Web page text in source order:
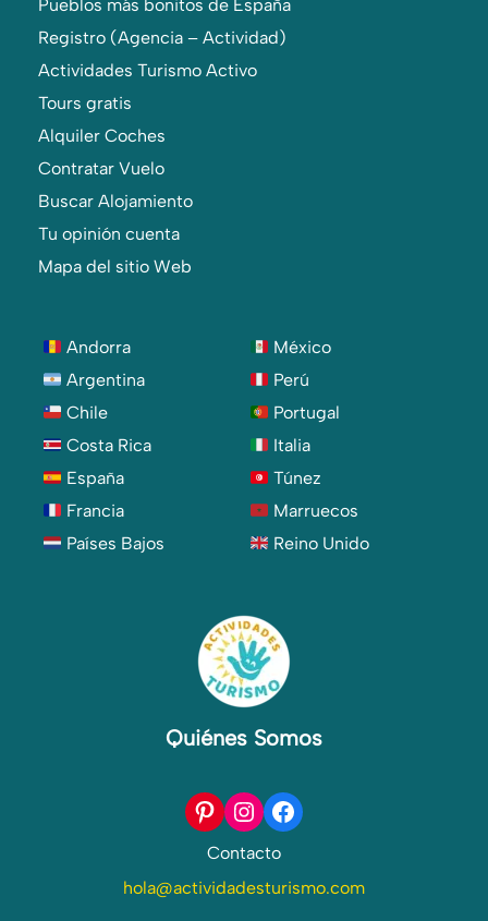
Pueblos más bonitos de España
Registro (Agencia – Actividad)
Actividades Turismo Activo
Tours gratis
Alquiler Coches
Contratar Vuelo
Buscar Alojamiento
Tu opinión cuenta
Mapa del sitio Web
Andorra
Argentina
Chile
Costa Rica
España
Francia
Países Bajos
México
Perú
Portugal
Italia
Túnez
Marruecos
Reino Unido
Quiénes Somos
Pinterest Instagram Facebook
Contacto
hola@actividadesturismo.com